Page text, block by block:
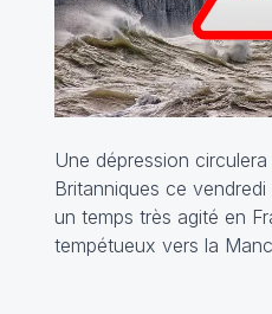
Une dépression
Britanniques ce
un temps très agité en
tempétueux vers la